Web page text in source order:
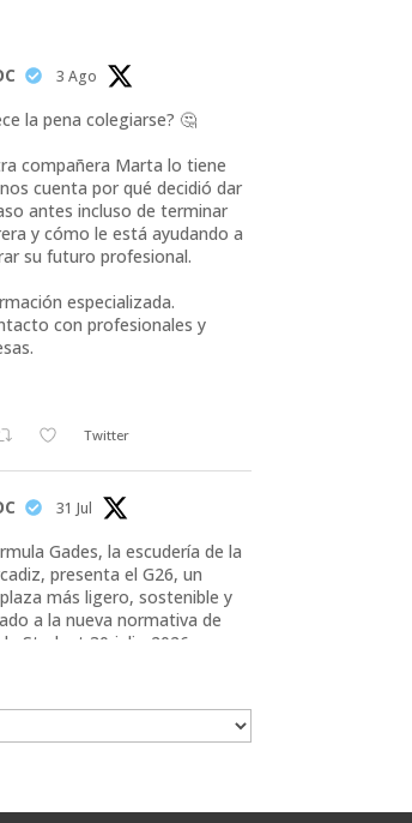
3 Ago
la pena colegiarse? 🤔
compañera Marta lo tiene
cuenta por qué decidió dar
antes incluso de terminar
y cómo le está ayudando a
su futuro profesional.
especializada.
con profesionales y
Twitter
31 Jul
Gades, la escudería de la
presenta el G26, un
más ligero, sostenible y
a la nueva normativa de
Student 30 julio 2026.
que tuvo lugar
estuvieron presentes
Bea, Presidenta